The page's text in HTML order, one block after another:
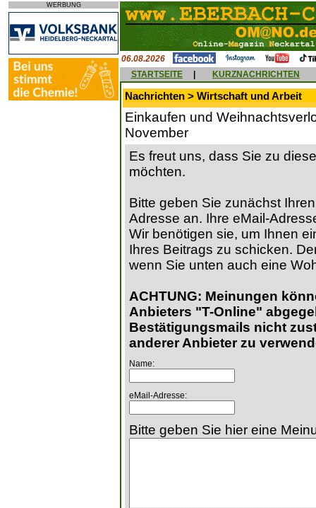
WERBUNG
06.08.2026
STARTSEITE
KURZNACHRICHTEN
Nachrichten > Wirtschaft und Arbeit
Einkaufen und
November
Es freut uns, dass Sie zu
möchten.
Bitte geben Sie zunächst
Adresse an. Ihre eMail-
Wir benötigen sie, um Ihnen
Ihres Beitrags zu schicken.
wenn Sie unten auch eine
ACHTUNG: Meinungen
Anbieters "T-Online"
Bestätigungsmails nicht
anderer Anbieter zu
Name:
eMail-Adresse:
Bitte geben Sie hier eine